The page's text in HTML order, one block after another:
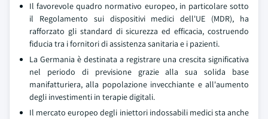
Il favorevole quadro normativo europeo, in particolare sotto
il Regolamento sui dispositivi medici dell'UE (MDR), ha
rafforzato gli standard di sicurezza ed efficacia, costruendo
fiducia tra i fornitori di assistenza sanitaria e i pazienti.
La Germania è destinata a registrare una crescita significativa
nel periodo di previsione grazie alla sua solida base
manifatturiera, alla popolazione invecchiante e all'aumento
degli investimenti in terapie digitali.
Il mercato europeo degli iniettori indossabili medici sta anche